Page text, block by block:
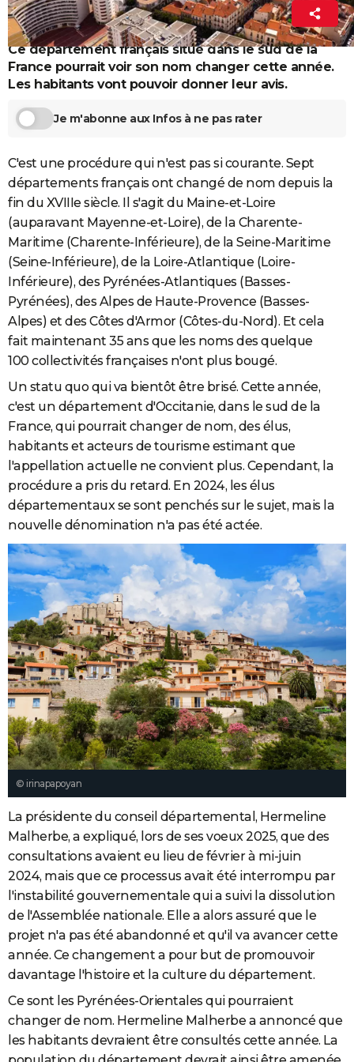
Destinations
City break
Voyage nature
Voyage de noces
Forum
Climat
+
PHOTO
GUIDES D'ACHAT
BONS PLANS
CARTE DE VOEUX
Dictionnaire
Biographies
Citations
Expressions
Proverbes
PROGRAMME TV
COPAINS D'AVANT
S'inscrire
Se connecter
Lycées
Collèges
Primaires
Universités
Entreprises
Service militaire
Avis de recherche
AVIS DE DÉCÈS
FORUM
Bricolage
Lifestyle
Culture
Sport
Auto
Television
Voyage
Cinema
La Rédaction
9 février 2025 10:24
Ce département français situé dans le sud de la
France pourrait voir son nom changer cette année.
Les habitants vont pouvoir donner leur avis.
Je m'abonne aux Infos à ne pas rater
C'est une procédure qui n'est pas si courante. Sept
départements français ont changé de nom depuis la
fin du XVIIIe siècle. Il s'agit du Maine-et-Loire
(auparavant Mayenne-et-Loire), de la Charente-
Maritime (Charente-Inférieure), de la Seine-Maritime
(Seine-Inférieure), de la Loire-Atlantique (Loire-
Inférieure), des Pyrénées-Atlantiques (Basses-
Pyrénées), des Alpes de Haute-Provence (Basses-
Alpes) et des Côtes d'Armor (Côtes-du-Nord). Et cela
fait maintenant 35 ans que les noms des quelque
100 collectivités françaises n'ont plus bougé.
Un statu quo qui va bientôt être brisé. Cette année,
c'est un département d'Occitanie, dans le sud de la
France, qui pourrait changer de nom, des élus,
habitants et acteurs de tourisme estimant que
l'appellation actuelle ne convient plus. Cependant, la
procédure a pris du retard. En 2024, les élus
départementaux se sont penchés sur le sujet, mais la
nouvelle dénomination n'a pas été actée.
© irinapapoyan
La présidente du conseil départemental, Hermeline
Malherbe, a expliqué, lors de ses voeux 2025, que des
consultations avaient eu lieu de février à mi-juin
2024, mais que ce processus avait été interrompu par
l'instabilité gouvernementale qui a suivi la dissolution
de l'Assemblée nationale. Elle a alors assuré que le
projet n'a pas été abandonné et qu'il va avancer cette
année. Ce changement a pour but de promouvoir
davantage l'histoire et la culture du département.
Ce sont les Pyrénées-Orientales qui pourraient
changer de nom. Hermeline Malherbe a annoncé que
les habitants devraient être consultés cette année. La